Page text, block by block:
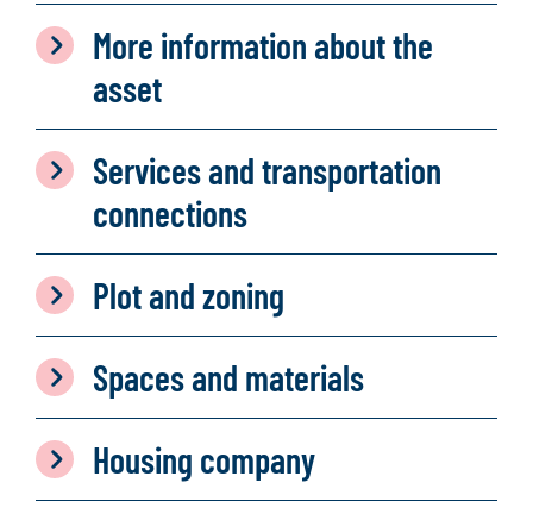
More information about the
asset
Services and transportation
connections
Plot and zoning
Spaces and materials
Housing company